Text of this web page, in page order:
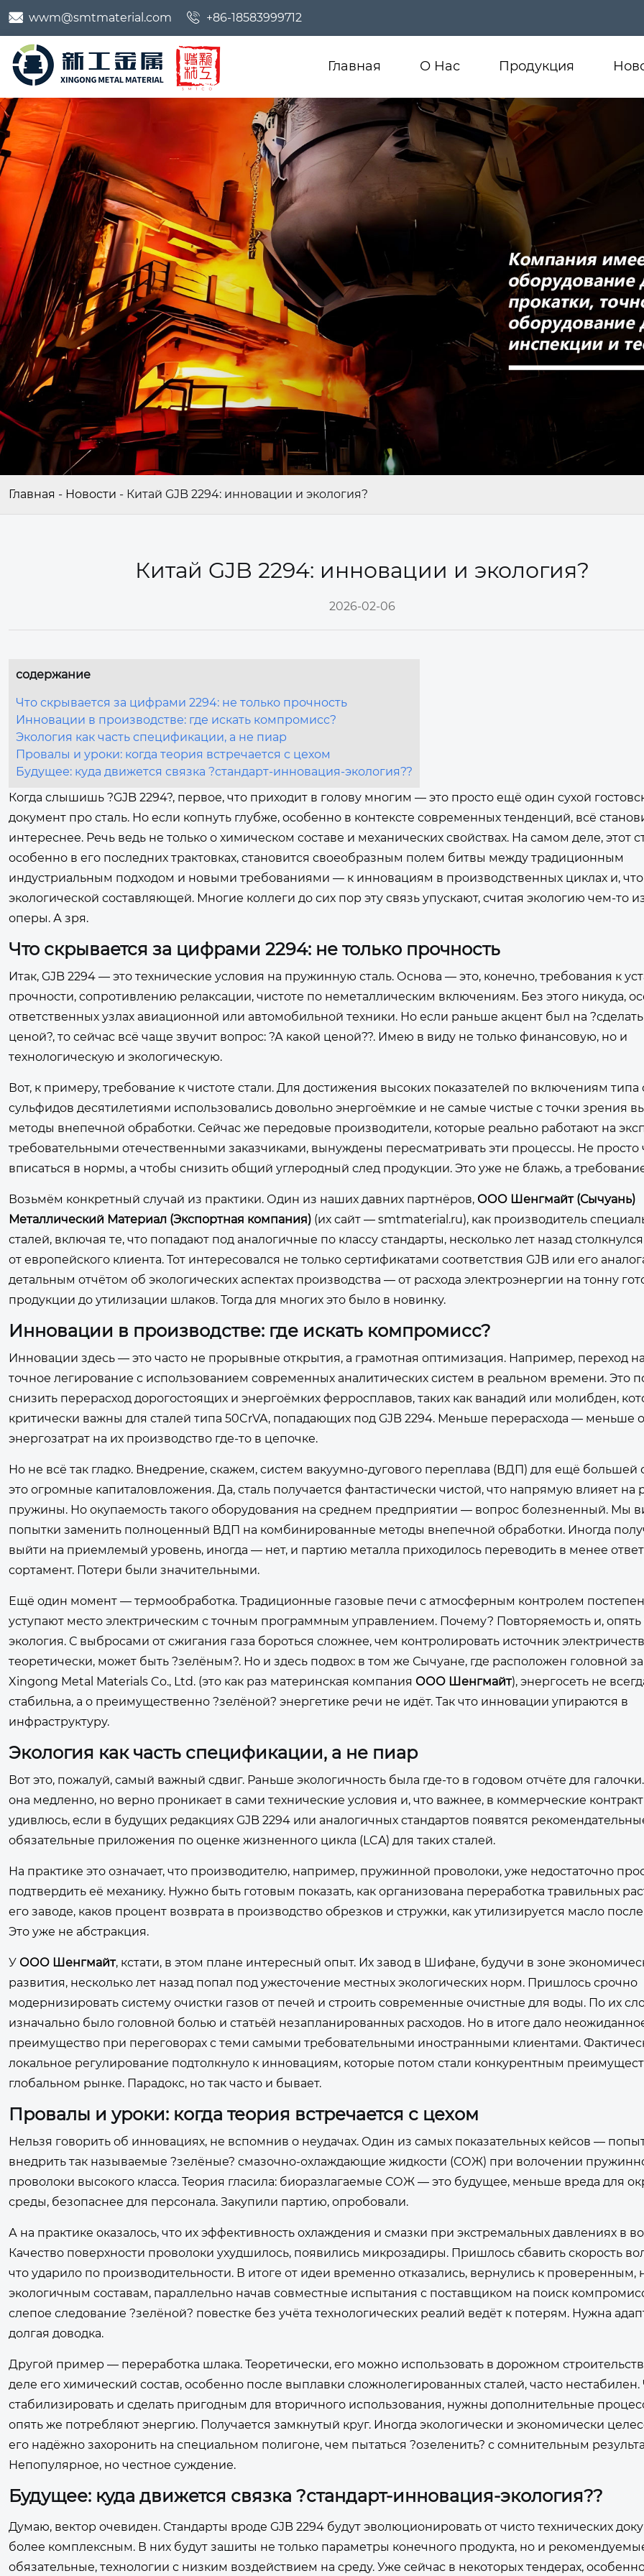
 wwm@smtmaterial.com  +86-18583999712
Главная О Нас Продукция
Главная - Новости - Китай GJB 2294: инновации и экология?
Китай GJB 2294: инновации и экология?
2026-02-06
содержание
Что скрывается за цифрами 2294: не только прочность
Инновации в производстве: где искать компромисс?
Экология как часть спецификации, а не пиар
Провалы и уроки: когда теория встречается с цехом
Будущее: куда движется связка ?стандарт-инновация-экология??
Когда слышишь ?GJB 2294?, первое, что приходит в голову многим — это просто ещё один сухой
документ про сталь. Но если копнуть глубже, особенно в контексте современных тенденций, всё
интереснее. Речь ведь не только о химическом составе и механических свойствах. На самом деле, этот
особенно в его последних трактовках, становится своеобразным полем битвы между традиционным
индустриальным подходом и новыми требованиями — к инновациям в производственных циклах и, что
экологической составляющей. Многие коллеги до сих пор эту связь упускают, считая экологию чем-то
оперы. А зря.
Что скрывается за цифрами 2294: не только прочность
Итак, GJB 2294 — это технические условия на пружинную сталь. Основа — это, конечно, требования к
прочности, сопротивлению релаксации, чистоте по неметаллическим включениям. Без этого никуда,
ответственных узлах авиационной или автомобильной техники. Но если раньше акцент был на
ценой?, то сейчас всё чаще звучит вопрос: ?А какой ценой??. Имею в виду не только финансовую, но и
технологическую и экологическую.
Вот, к примеру, требование к чистоте стали. Для достижения высоких показателей по включениям типа
сульфидов десятилетиями использовались довольно энергоёмкие и не самые чистые с точки зрения
методы внепечной обработки. Сейчас же передовые производители, которые реально работают на
требовательными отечественными заказчиками, вынуждены пересматривать эти процессы. Не просто
вписаться в нормы, а чтобы снизить общий углеродный след продукции. Это уже не блажь, а
Возьмём конкретный случай из практики. Один из наших давних партнёров, ООО Шенгмайт (Сычуань)
Металлический Материал (Экспортная компания) (их сайт — smtmaterial.ru), как производитель
сталей, включая те, что попадают под аналогичные по классу стандарты, несколько лет назад
от европейского клиента. Тот интересовался не только сертификатами соответствия GJB или его
детальным отчётом об экологических аспектах производства — от расхода электроэнергии на тонну
продукции до утилизации шлаков. Тогда для многих это было в новинку.
Инновации в производстве: где искать компромисс?
Инновации здесь — это часто не прорывные открытия, а грамотная оптимизация. Например, переход
точное легирование с использованием современных аналитических систем в реальном времени. Это
снизить перерасход дорогостоящих и энергоёмких ферросплавов, таких как ванадий или молибден,
критически важны для сталей типа 50CrVA, попадающих под GJB 2294. Меньше перерасхода — меньше
энергозатрат на их производство где-то в цепочке.
Но не всё так гладко. Внедрение, скажем, систем вакуумно-дугового переплава (ВДП) для ещё большей
это огромные капиталовложения. Да, сталь получается фантастически чистой, что напрямую влияет на
пружины. Но окупаемость такого оборудования на среднем предприятии — вопрос болезненный. Мы
попытки заменить полноценный ВДП на комбинированные методы внепечной обработки. Иногда
выйти на приемлемый уровень, иногда — нет, и партию металла приходилось переводить в менее
сортамент. Потери были значительными.
Ещё один момент — термообработка. Традиционные газовые печи с атмосферным контролем
уступают место электрическим с точным программным управлением. Почему? Повторяемость и, опять
экология. С выбросами от сжигания газа бороться сложнее, чем контролировать источник
теоретически, может быть ?зелёным?. Но и здесь подвох: в том же Сычуане, где расположен головной
Xingong Metal Materials Co., Ltd. (это как раз материнская компания ООО Шенгмайт), энергосеть не
стабильна, а о преимущественно ?зелёной? энергетике речи не идёт. Так что инновации упираются в
инфраструктуру.
Экология как часть спецификации, а не пиар
Вот это, пожалуй, самый важный сдвиг. Раньше экологичность была где-то в годовом отчёте для
она медленно, но верно проникает в сами технические условия и, что важнее, в коммерческие
удивлюсь, если в будущих редакциях GJB 2294 или аналогичных стандартов появятся
обязательные приложения по оценке жизненного цикла (LCA) для таких сталей.
На практике это означает, что производителю, например, пружинной проволоки, уже недостаточно
подтвердить её механику. Нужно быть готовым показать, как организована переработка травильных
его заводе, каков процент возврата в производство обрезков и стружки, как утилизируется масло
Это уже не абстракция.
У ООО Шенгмайт, кстати, в этом плане интересный опыт. Их завод в Шифане, будучи в зоне
развития, несколько лет назад попал под ужесточение местных экологических норм. Пришлось срочно
модернизировать систему очистки газов от печей и строить современные очистные для воды. По их
изначально было головной болью и статьёй незапланированных расходов. Но в итоге дало
преимущество при переговорах с теми самыми требовательными иностранными клиентами.
локальное регулирование подтолкнуло к инновациям, которые потом стали конкурентным
глобальном рынке. Парадокс, но так часто и бывает.
Провалы и уроки: когда теория встречается с цехом
Нельзя говорить об инновациях, не вспомнив о неудачах. Один из самых показательных кейсов —
внедрить так называемые ?зелёные? смазочно-охлаждающие жидкости (СОЖ) при волочении
проволоки высокого класса. Теория гласила: биоразлагаемые СОЖ — это будущее, меньше вреда для
среды, безопаснее для персонала. Закупили партию, опробовали.
А на практике оказалось, что их эффективность охлаждения и смазки при экстремальных давлениях в
Качество поверхности проволоки ухудшилось, появились микрозадиры. Пришлось сбавить скорость
что ударило по производительности. В итоге от идеи временно отказались, вернулись к проверенным,
экологичным составам, параллельно начав совместные испытания с поставщиком на поиск
слепое следование ?зелёной? повестке без учёта технологических реалий ведёт к потерям. Нужна
долгая доводка.
Другой пример — переработка шлака. Теоретически, его можно использовать в дорожном
деле его химический состав, особенно после выплавки сложнолегированных сталей, часто
стабилизировать и сделать пригодным для вторичного использования, нужны дополнительные
опять же потребляют энергию. Получается замкнутый круг. Иногда экологически и экономически
его надёжно захоронить на специальном полигоне, чем пытаться ?озеленить? с сомнительным
Непопулярное, но честное суждение.
Будущее: куда движется связка ?стандарт-инновация-экология??
Думаю, вектор очевиден. Стандарты вроде GJB 2294 будут эволюционировать от чисто технических
более комплексным. В них будут зашиты не только параметры конечного продукта, но и
обязательные, технологии с низким воздействием на среду. Уже сейчас в некоторых тендерах,